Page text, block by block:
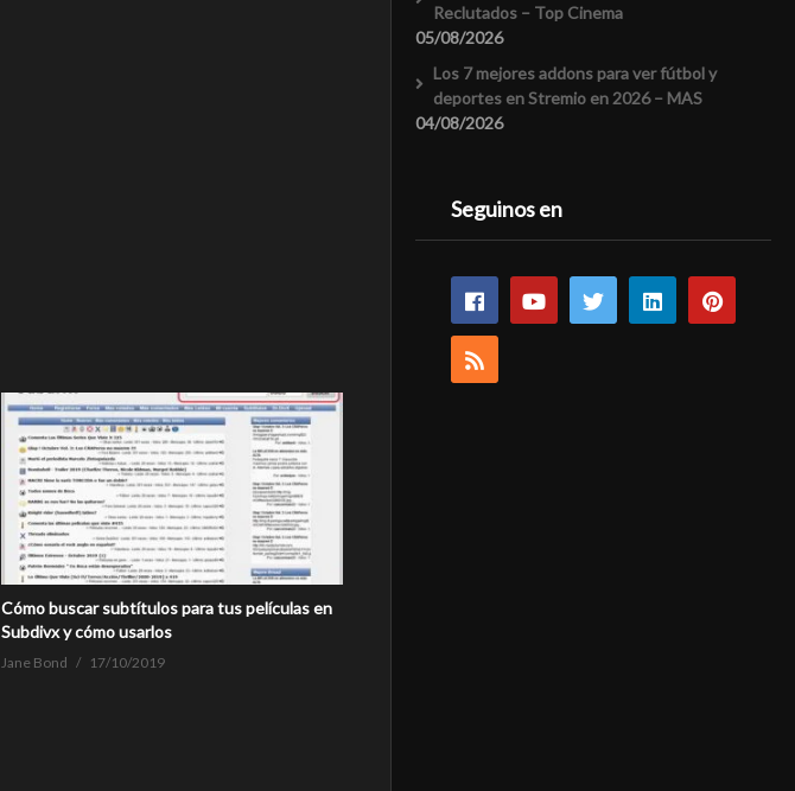
Cómo buscar subtítulos para tus películas en
Subdivx y cómo usarlos
Jane Bond 17/10/2019
Reclutados – Top Cinema
05/08/2026
Los 7 mejores addons para ver fútbol y
deportes en Stremio en 2026 – MAS
04/08/2026
Seguinos en